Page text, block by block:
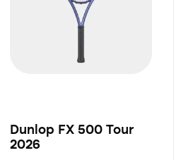
Dunlop FX 500 Tour
2026